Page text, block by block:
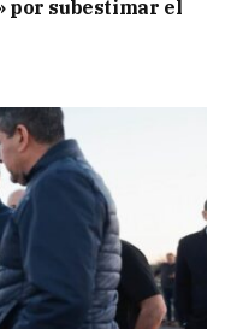
por subestimar el